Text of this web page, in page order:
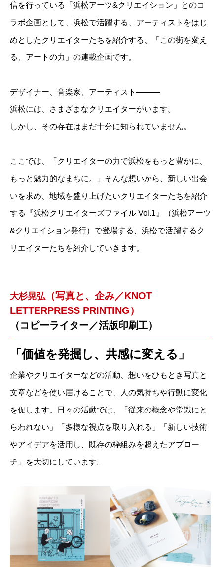
信を行っている「浜松アーツ&クリエイション」とのコ
ラボ企画として、浜松で活躍する、アーティストをはじ
めとしたクリエイターたちを紹介する、「この街を変え
る、アートの力」の連載企画です。
デザイナー、音楽家、アーティスト———
浜松には、さまざまなクリエイターがいます。
しかし、その存在はまだ十分に知られていません。
ここでは、「クリエイターの力で浜松をもっと豊かに、
もっと魅力的なまちに。」そんな想いから、新しい出会
いを求め、地域を盛り上げたいクリエイターたちを紹介
する『浜松クリエイターズファイル Vol.1』（浜松アーツ
&クリエイション発行）で登場する、浜松で活躍するク
リエイターたちを紹介していきます。
大杉晃弘 （写真と、企み／KNOT
LETTERPRESS PRINTING）
（コピーライター／活版印刷工）
「価値を発掘し、共感に変える」
企業やクリエイターなどの活動、想いをひもとき写真と
文章などを使い届けることで、人の気持ちや行動に変化
を促します。日々の活動では、「従来の概念や常識にと
らわれない」「多様な視点を取り入れる」「新しい技術
やアイデアを活用し、既存の枠組みを超えたアプロー
チ」を大切にしています。